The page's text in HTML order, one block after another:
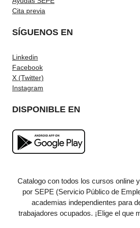
Cita previa
SÍGUENOS EN
Linkedin
Facebook
X (Twitter)
Instagram
DISPONIBLE EN
Catalogo con todos los cursos online
por SEPE (Servicio Público de
academias independientes para
trabajadores ocupados. ¡Elige el que